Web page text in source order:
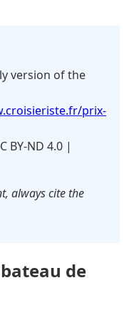
version of the
prix-
BY-ND 4.0 |
always cite the
de